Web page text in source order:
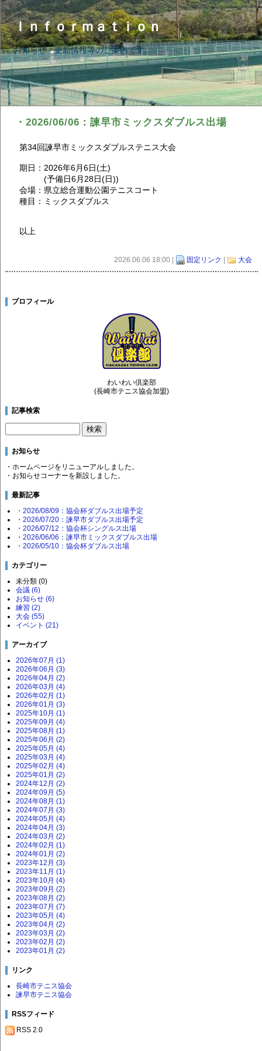
Ｉｎｆｏｒｍａｔｉｏｎ
お知らせ・更新情報等のご案内です。
・2026/06/06：諫早市ミックスダブルス出場
第34回諫早市ミックスダブルステニス大会
期日：2026年6月6日(土)
(予備日6月28日(日))
会場：県立総合運動公園テニスコート
種目：ミックスダブルス
以上
2026.06.06 18:00 | 固定リンク | 大会
プロフィール
わいわい倶楽部
(長崎市テニス協会加盟)
記事検索
お知らせ
・ホームページをリニューアルしました。
・お知らせコーナーを新設しました。
最新記事
・2026/08/09：協会杯ダブルス出場予定
・2026/07/20：諫早市ダブルス出場予定
・2026/07/12：協会杯シングルス出場
・2026/06/06：諫早市ミックスダブルス出場
・2026/05/10：協会杯ダブルス出場
カテゴリー
未分類 (0)
会議 (6)
お知らせ (6)
練習 (2)
大会 (55)
イベント (21)
アーカイブ
2026年07月 (1)
2026年06月 (3)
2026年04月 (2)
2026年03月 (4)
2026年02月 (1)
2026年01月 (3)
2025年10月 (1)
2025年09月 (4)
2025年08月 (1)
2025年06月 (2)
2025年05月 (4)
2025年03月 (4)
2025年02月 (4)
2025年01月 (2)
2024年12月 (2)
2024年09月 (5)
2024年08月 (1)
2024年07月 (3)
2024年05月 (4)
2024年04月 (3)
2024年03月 (2)
2024年02月 (1)
2024年01月 (2)
2023年12月 (3)
2023年11月 (1)
2023年10月 (4)
2023年09月 (2)
2023年08月 (2)
2023年07月 (7)
2023年05月 (4)
2023年04月 (2)
2023年03月 (2)
2023年02月 (2)
2023年01月 (2)
リンク
長崎市テニス協会
諫早市テニス協会
RSSフィード
RSS 2.0